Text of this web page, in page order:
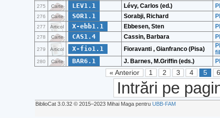
275 Carte LEV1.1 Lévy, Carlos (ed.)
276 Carte SOR1.1 Sorabji, Richard
277 Articol X-ebb1.1 Ebbesen, Sten
278 Carte CAS1.4 Cassin, Barbara
279 Articol X-fio1.1 Fioravanti , Gianfranco (Pisa)
280 Carte BAR6.1 J. Barnes, M.Griffin (eds.)
« Anterior 1 2 3 4 5
Intrări pe
BiblioCat 3.0.32 © 2015‒2023 Mihai Maga pentru UBB-FAM